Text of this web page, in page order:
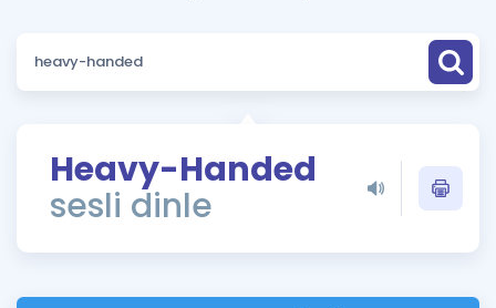
Puan Hesaplama
ÖSYM Sınav Takvimi
Kampanyalar
Heavy-Handed
sesli dinle